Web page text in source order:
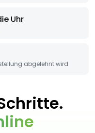
Uhr
abgelehnt wird